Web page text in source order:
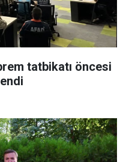
tatbikatı öncesi